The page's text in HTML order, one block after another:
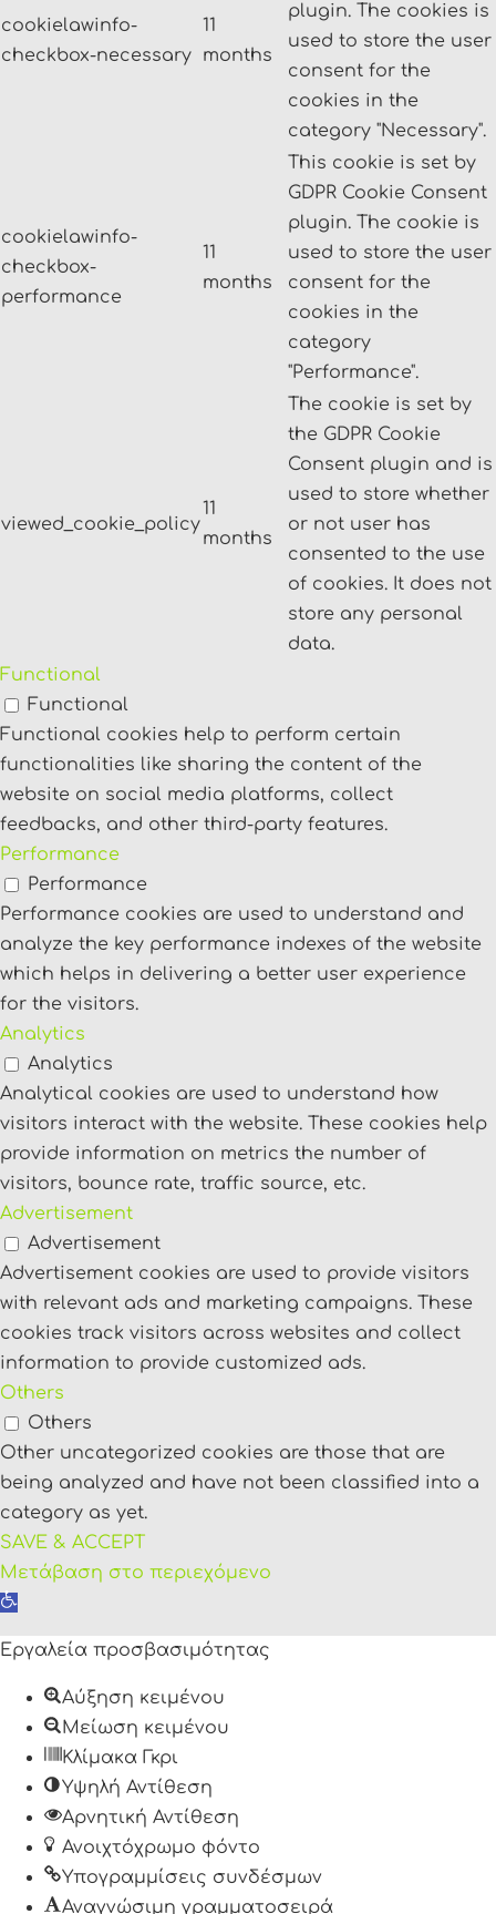
cookielawinfo-
checkbox-necessary
11
months
plugin. The cookies is
used to store the user
consent for the
cookies in the
category "Necessary".
cookielawinfo-
checkbox-
performance
11
months
This cookie is set by
GDPR Cookie Consent
plugin. The cookie is
used to store the user
consent for the
cookies in the
category
"Performance".
viewed_cookie_policy
11
months
The cookie is set by
the GDPR Cookie
Consent plugin and is
used to store whether
or not user has
consented to the use
of cookies. It does not
store any personal
data.
Functional
Functional
Functional cookies help to perform certain
functionalities like sharing the content of the
website on social media platforms, collect
feedbacks, and other third-party features.
Performance
Performance
Performance cookies are used to understand and
analyze the key performance indexes of the website
which helps in delivering a better user experience
for the visitors.
Analytics
Analytics
Analytical cookies are used to understand how
visitors interact with the website. These cookies help
provide information on metrics the number of
visitors, bounce rate, traffic source, etc.
Advertisement
Advertisement
Advertisement cookies are used to provide visitors
with relevant ads and marketing campaigns. These
cookies track visitors across websites and collect
information to provide customized ads.
Others
Others
Other uncategorized cookies are those that are
being analyzed and have not been classified into a
category as yet.
SAVE & ACCEPT
Μετάβαση στο περιεχόμενο
Ανοίξτε
γραμμή
εργαλείων
Εργαλεία προσβασιμότητας
Αύξηση κειμένου
Μείωση κειμένου
Κλίμακα Γκρι
Υψηλή Αντίθεση
Αρνητική Αντίθεση
Ανοιχτόχρωμο φόντο
Υπογραμμίσεις συνδέσμων
Αναγνώσιμη γραμματοσειρά